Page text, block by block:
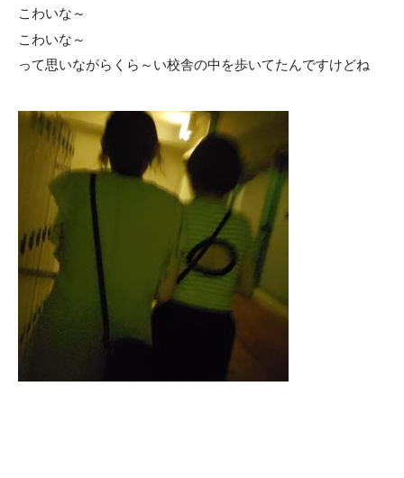
こわいな～
こわいな～
って思いながらくら～い校舎の中を歩いてたんですけどね